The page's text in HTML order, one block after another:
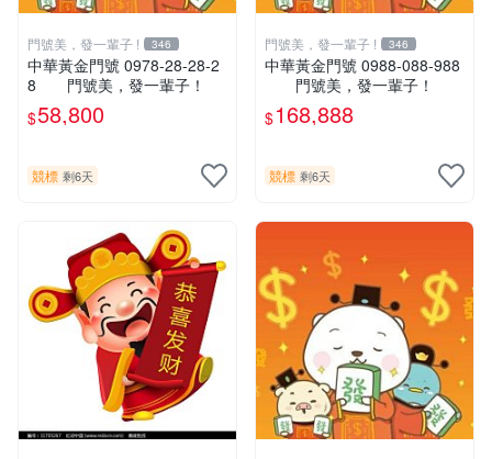
門號美，發一輩子 ! 346
中華黃金門號 0978-28-28-2
8 門號美，發一輩子！
$58,800
競標 剩6天
門號美，發一輩子 ! 346
中華黃金門號 0988-088-988
門號美，發一輩子！
$168,888
競標 剩6天